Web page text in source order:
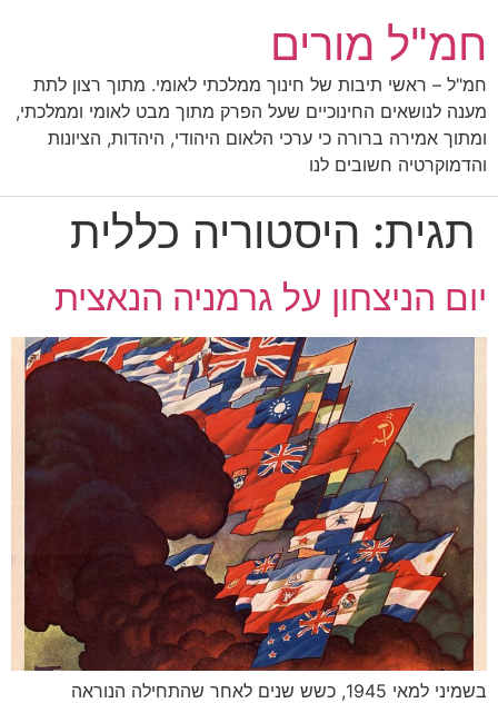
חמ"ל מורים
חמ"ל – ראשי תיבות של חינוך ממלכתי לאומי. מתוך רצון לתת
מענה לנושאים החינוכיים שעל הפרק מתוך מבט לאומי וממלכתי,
ומתוך אמירה ברורה כי ערכי הלאום היהודי, היהדות, הציונות
והדמוקרטיה חשובים לנו
תגית: היסטוריה כללית
יום הניצחון על גרמניה הנאצית
בשמיני למאי 1945, כשש שנים לאחר שהתחילה הנוראה